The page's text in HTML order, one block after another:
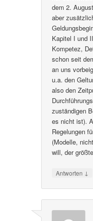
dem 2.
aber
Kapitel I und
Kompetez,
schon seit
an uns
u.a. den
also den
zuständigen
es nicht ist).
Regelungen
(Modelle,
will, der
Antworten ↓